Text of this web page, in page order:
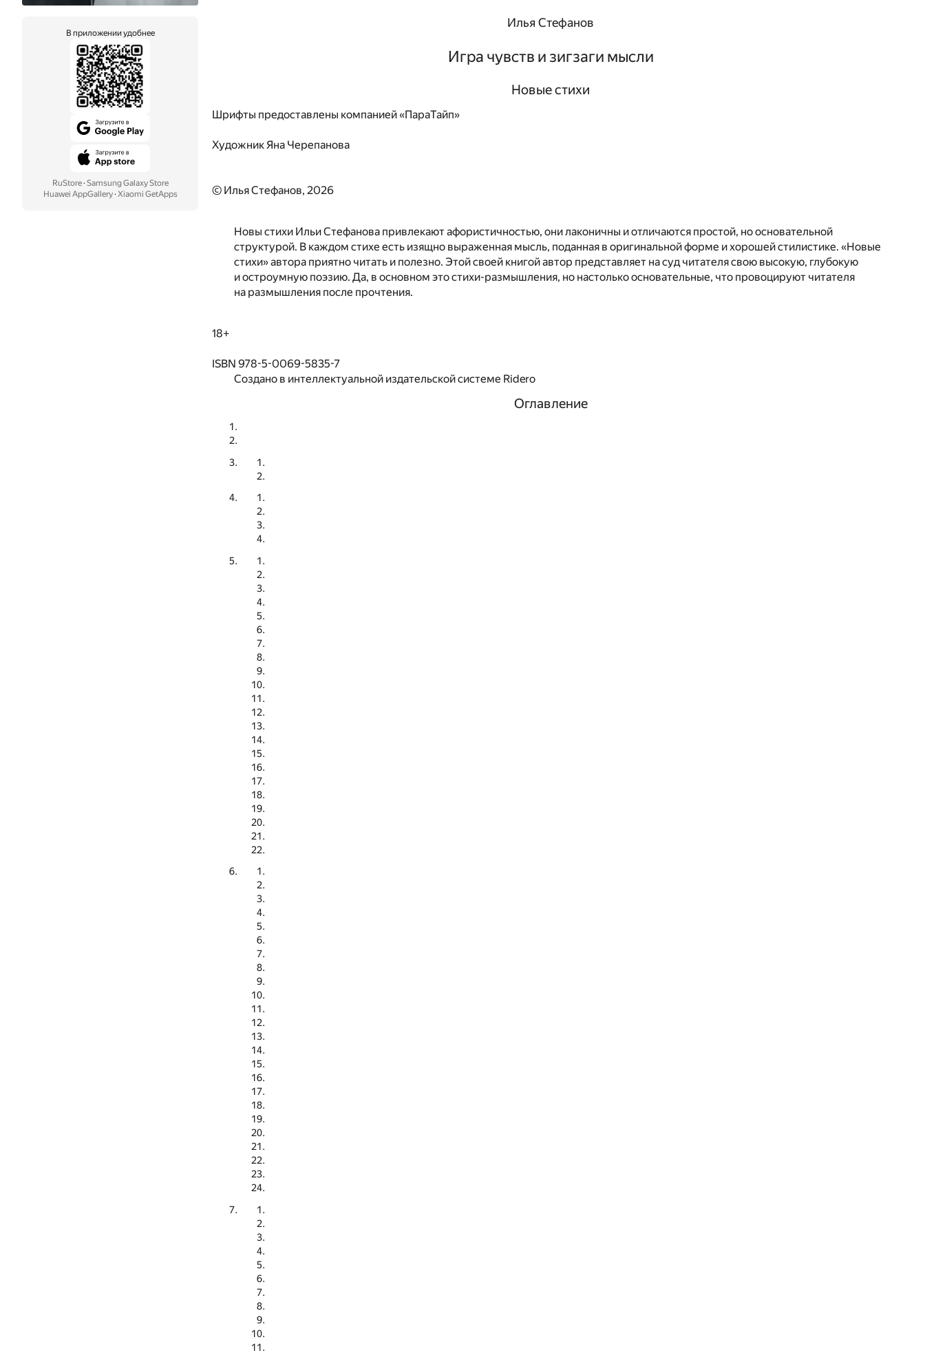
В приложении удобнее
RuStore· Samsung Galaxy Store
Huawei AppGallery· Xiaomi GetApps
Илья Стефанов
Игра чувств и зигзаги мысли
Новые стихи
Шрифты предоставлены компанией «ПараТайп»
Художник Яна Черепанова
© Илья Стефанов, 2026
Новы стихи Ильи Стефанова привлекают афористичностью, они лаконичны и отличаются простой, но основательной
структурой. В каждом стихе есть изящно выраженная мысль, поданная в оригинальной форме и хорошей стилистике. «Новые
стихи» автора приятно читать и полезно. Этой своей книгой автор представляет на суд читателя свою высокую, глубокую
и остроумную поэзию. Да, в основном это стихи-размышления, но настолько основательные, что провоцируют читателя
на размышления после прочтения.
18+
ISBN 978-5-0069-5835-7
Создано в интеллектуальной издательской системе Ridero
Оглавление